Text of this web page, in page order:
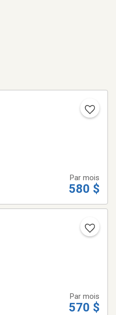
Par mois
580 $
Par mois
570 $